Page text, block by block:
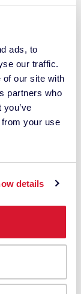
ads, to
our traffic.
of our site with
partners who
your use
details
della
e consigli
del